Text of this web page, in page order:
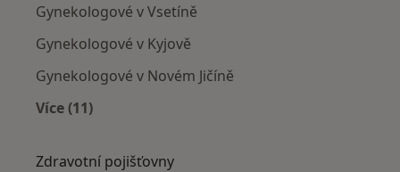
Gynekologové v Vsetíně
Gynekologové v Kyjově
Gynekologové v Novém Jičíně
Více (11)
Zdravotní pojišťovny